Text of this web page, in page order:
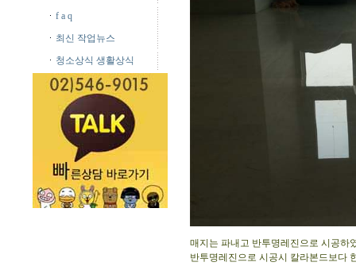
f a q
최신 작업뉴스
청소상식 생활상식
매지는 파내고 반투명레진으로 시공하
반투명레진으로 시공시 칼라본드보다